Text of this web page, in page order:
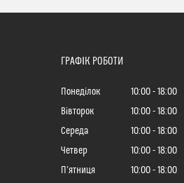
ГРАФІК РОБОТИ
Понеділок 10:00
18:00
Вівторок
10:00
18:00
Середа
10:00
18:00
Четвер
10:00
18:00
Пʼятниця
10:00 18:00